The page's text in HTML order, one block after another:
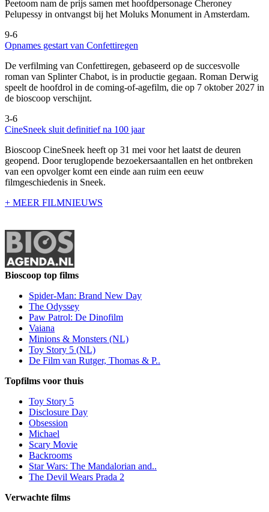
Peetoom nam de prijs samen met hoofdpersonage Cheroney
Pelupessy in ontvangst bij het Moluks Monument in Amsterdam.
9-6
Opnames gestart van Confettiregen
De verfilming van Confettiregen, gebaseerd op de succesvolle
roman van Splinter Chabot, is in productie gegaan. Roman Derwig
speelt de hoofdrol in de coming-of-agefilm, die op 7 oktober 2027 in
de bioscoop verschijnt.
3-6
CineSneek sluit definitief na 100 jaar
Bioscoop CineSneek heeft op 31 mei voor het laatst de deuren
geopend. Door teruglopende bezoekersaantallen en het ontbreken
van een opvolger komt een einde aan ruim een eeuw
filmgeschiedenis in Sneek.
+ MEER FILMNIEUWS
Bioscoop top films
Spider-Man: Brand New Day
The Odyssey
Paw Patrol: De Dinofilm
Vaiana
Minions & Monsters (NL)
Toy Story 5 (NL)
De Film van Rutger, Thomas & P..
Topfilms voor thuis
Toy Story 5
Disclosure Day
Obsession
Michael
Scary Movie
Backrooms
Star Wars: The Mandalorian and..
The Devil Wears Prada 2
Verwachte films